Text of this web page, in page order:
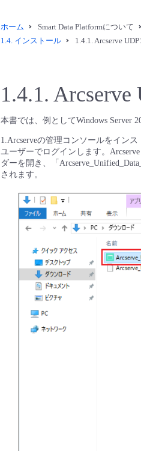
ホーム Smart Data Platformについて
1.4. インストール 1.4.1.Arcserve
1.4.1.
本書では、例としてWindows Server
1.Arcserveの管理コンソールをイン
ユーザーでログインします。
ダーを開き、「
されます。